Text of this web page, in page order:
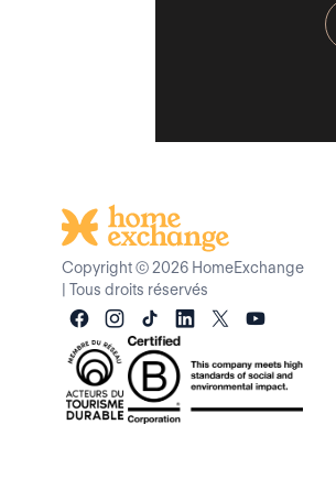
Copyright © 2026 HomeExchange
Tous droits réservés